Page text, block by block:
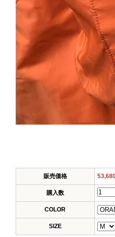
販売価格
購入数
COLOR
SIZE